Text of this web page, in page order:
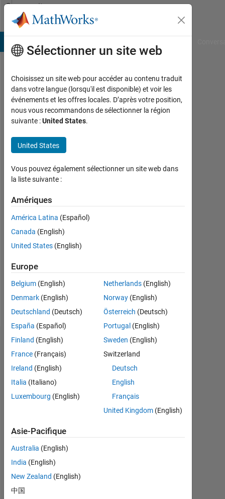
Passer au contenu
Community
Profile
Scott
Milster
Last
environ
2 mois
|
depuis
2024
Followers:
0
Follow
Tableau de bord
Statistiques
MATLAB Answers
CONTRIBUTIONS
Sélectionner un site web
Choisissez un site web pour accéder au contenu traduit
dans votre langue (lorsqu'il est disponible) et voir les
événements et les offres locales. D’après votre position,
nous vous recommandons de sélectionner la région
suivante :United States.
United States
Vous pouvez également sélectionner un site web dans
la liste suivante :
Amériques
América Latina (Español)
Canada (English)
United States (English)
Europe
Belgium (English)
Denmark (English)
Deutschland (Deutsch)
España (Español)
Finland (English)
France (Français)
Ireland (English)
Italia (Italiano)
Luxembourg (English)
Netherlands(English)
Norway(English)
Österreich (Deutsch)
Portugal (English)
Sweden (English)
Switzerland
Deutsch
English
Français
United Kingdom(English)
Asie-Pacifique
Australia (English)
India (English)
New Zealand (English)
中国